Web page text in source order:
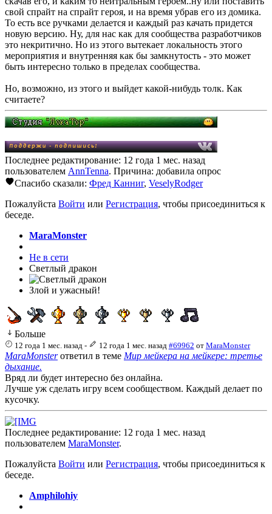
свой спрайт на спрайт героя, и на время убрав его из домика.
То есть все ручками делается и каждый раз качать придется
новую версию. Ну, для нас как для сообщества разработчиков
это некритично. Но из этого вытекает локальность этого
мероприятия и внутренняя как бы замкнутость - это может
быть интересно только в пределах сообщества.
Но, возможно, из этого и выйдет какой-нибудь толк. Как
считаете?
Последнее редактирование: 12 года 1 мес. назад
пользователем AnnTenna. Причина: добавила опрос
Спасибо сказали: Фред Канниг, VeselyRodger
Пожалуйста Войти или Регистрация, чтобы присоединиться к
беседе.
MaraMonster
Не в сети
Светлый дракон
Злой и ужасный!
Больше
12 года 1 мес. назад - 12 года 1 мес. назад #69962 от MaraMonster
MaraMonsterответил в теме Мир мейкера на мейкере: третье
дыхание.
Вряд ли будет интересно без онлайна.
Лучше уж сделать игру всем сообществом. Каждый делает по
кусочку.
Последнее редактирование: 12 года 1 мес. назад
пользователем MaraMonster.
Пожалуйста Войти или Регистрация, чтобы присоединиться к
беседе.
Amphilohiy